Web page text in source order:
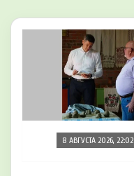
8 АВГУСТА 2026, 22:02